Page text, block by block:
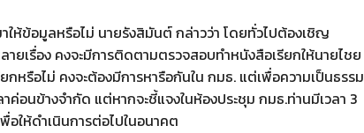
ให้ข้อมูลหรือไม่ นายรังสิมันต์ กล่าวว่า โดยทั่วไปต้องเชิญ
เรื่อง คงจะมีการติดตามตรวจสอบทำหนังสือเรียกให้นายไชย
หรือไม่ คงจะต้องมีการหารือกันใน กมธ. แต่เพื่อความเป็นธรรม
อนข้างจำกัด แต่หากจะชี้แจงในห้องประชุม กมธ.ท่านมีเวลา 3
อให้ดำเนินการต่อไปในอนาคต